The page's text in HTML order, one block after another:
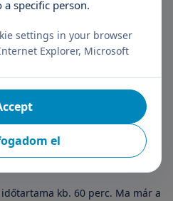
kezeléssel), illetve gyógytorna,
esetekben lehet szükség:
széklet visszatartási zavarok)
után sem javulnak (ebben
kb. 60 perc. Ma már a
specific person.
settings in your browser
Explorer, Microsoft
el